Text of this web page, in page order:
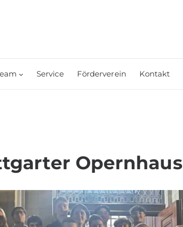
Service Förderverein Kontakt
Opernhaus